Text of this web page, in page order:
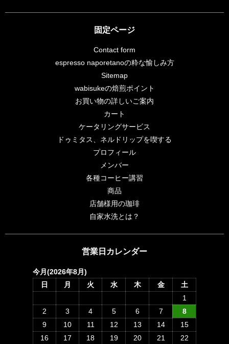
固定ページ
Contact form
espresso naporetanoの粋な愉しみ方
Sitemap
wabisukeの焙煎ポイント
お買い物の詳しいご案内
カート
ケータリングサービス
ドゥミタス、ネルドリップを喫する
プロフィール
メンバー
各種コーヒー講習
商品
店舗様用の珈琲
自家水洗とは？
営業日カレンダー
今月(2026年8月)
日
月 火 水 木 金
土
1
2
3 4 5 6 7
8
9
10 11 12 13 14
15
16
17 18 19 20 21 22